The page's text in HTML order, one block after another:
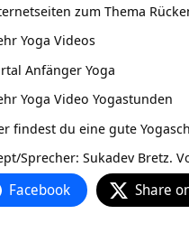
zum Thema
Yoga Videos
Anfänger Yoga
Yoga Video Yogastunden
findest du eine gute
Sprecher: Sukadev Bretz.
Facebook Share